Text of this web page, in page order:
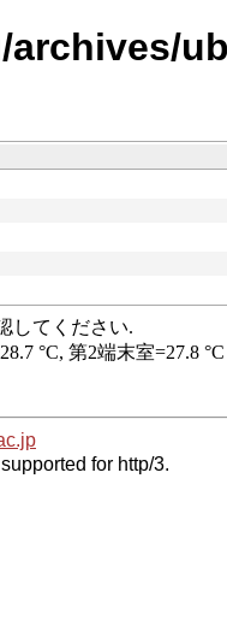
for http/3.